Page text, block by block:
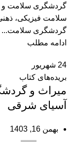
گردشگری سلامت و
سلامت فیزیکی،
گردشگری سلامت...
ادامه مطلب
24 شهریور
بریده‌های کتاب
میراث و
آسیای شرقی
بهمن 16, 1403